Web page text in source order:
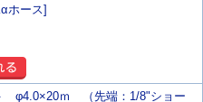
ホース]
φ4.0×20ｍ （先端：1/8"ショー